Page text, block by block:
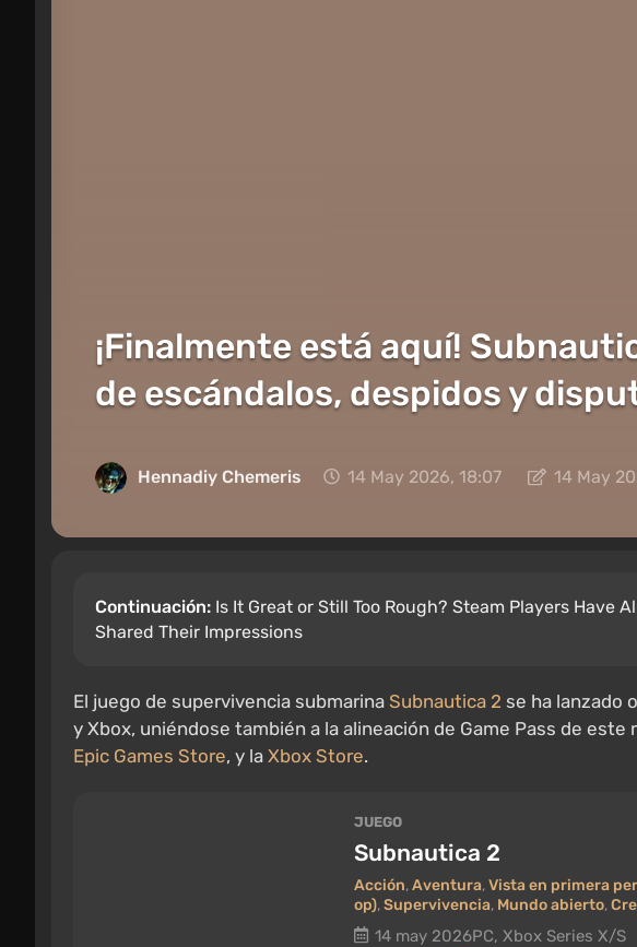
¡Finalmente está aquí!
de escándalos, despidos y
Hennadiy Chemеris 14 May 2026, 18:07 14 May
Continuación: Is It Great or Still Too Rough? Steam Players Have
Shared Their Impressions
El juego de supervivencia submarina Subnautica 2 se ha lanzado
y Xbox, uniéndose también a la alineación de Game Pass de
Epic Games Store, y la Xbox Store.
JUEGO
Subnautica 2
Acción,Aventura,Vista en primera
op),Supervivencia, Mundo abierto,
14 may 2026PC, Xbox Series X/S